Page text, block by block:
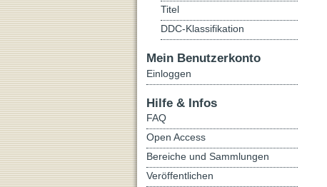
Titel
DDC-Klassifikation
Mein Benutzerkonto
Einloggen
Hilfe & Infos
FAQ
Open Access
Bereiche und Sammlungen
Veröffentlichen